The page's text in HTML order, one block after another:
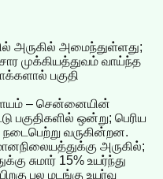
அருகில் அமைந்துள்ளது;
முக்கியத்துவம் வாய்ந்த
பகுதி
– சென்னையின்
பகுதிகளில் ஒன்று; பெரிய
வருகின்றன.
அருகில்;
சுமார் 15% உயர்ந்து
பல மடங்கு உயர்வு